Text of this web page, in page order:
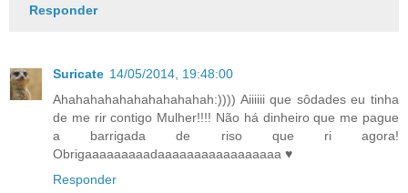
Responder
Suricate 14/05/2014, 19:48:00
Ahahahahahahahahahahah:)))) Aiiiiii que sôdades eu tinha
de me rir contigo Mulher!!!! Não há dinheiro que me pague
a barrigada de riso que ri agora!
Obrigaaaaaaaaadaaaaaaaaaaaaaaaaa ♥
Responder